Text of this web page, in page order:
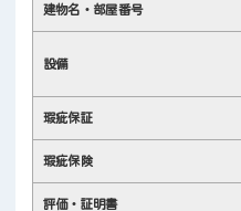
建物名・部屋番号
設備
瑕疵保証
瑕疵保険
評価・証明書